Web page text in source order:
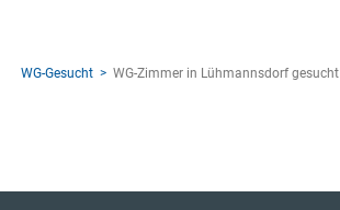
WG-Gesucht WG-Zimmer in Lühmannsdorf gesucht